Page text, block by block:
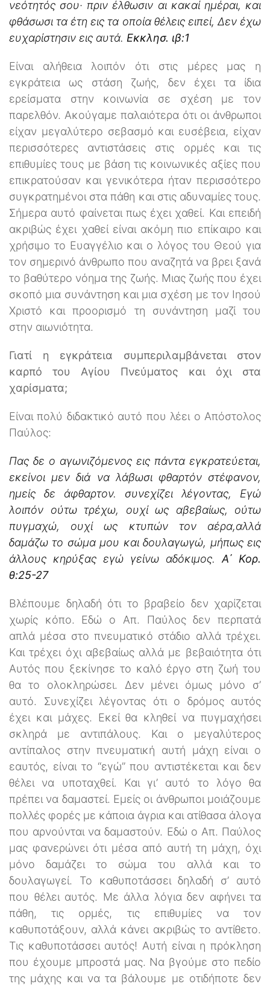
νεότητός σου· πριν έλθωσιν αι κακαί ημέραι, και
φθάσωσι τα έτη εις τα οποία θέλεις ειπεί, Δεν έχω
ευχαρίστησιν εις αυτά. Εκκλησ. ιβ:1
Είναι αλήθεια λοιπόν ότι στις μέρες μας η
εγκράτεια ως στάση ζωής, δεν έχει τα ίδια
ερείσματα στην κοινωνία σε σχέση με τον
παρελθόν. Ακούγαμε παλαιότερα ότι οι άνθρωποι
είχαν μεγαλύτερο σεβασμό και ευσέβεια, είχαν
περισσότερες αντιστάσεις στις ορμές και τις
επιθυμίες τους με βάση τις κοινωνικές αξίες που
επικρατούσαν και γενικότερα ήταν περισσότερο
συγκρατημένοι στα πάθη και στις αδυναμίες τους.
Σήμερα αυτό φαίνεται πως έχει χαθεί. Και επειδή
ακριβώς έχει χαθεί είναι ακόμη πιο επίκαιρο και
χρήσιμο το Ευαγγέλιο και ο λόγος του Θεού για
τον σημερινό άνθρωπο που αναζητά να βρει ξανά
το βαθύτερο νόημα της ζωής. Μιας ζωής που έχει
σκοπό μια συνάντηση και μια σχέση με τον Ιησού
Χριστό και προορισμό τη συνάντηση μαζί του
στην αιωνιότητα.
Γιατί η εγκράτεια συμπεριλαμβάνεται στον
καρπό του Αγίου Πνεύματος και όχι στα
χαρίσματα;
Είναι πολύ διδακτικό αυτό που λέει ο Απόστολος
Παύλος:
Πας δε ο αγωνιζόμενος εις πάντα εγκρατεύεται,
εκείνοι μεν διά να λάβωσι φθαρτόν στέφανον,
ημείς δε άφθαρτον. συνεχίζει λέγοντας, Εγώ
λοιπόν ούτω τρέχω, ουχί ως αβεβαίως, ούτω
πυγμαχώ, ουχί ως κτυπών τον αέρα,αλλά
δαμάζω το σώμα μου και δουλαγωγώ, μήπως εις
άλλους κηρύξας εγώ γείνω αδόκιμος. Α΄ Κορ.
θ:25-27
Βλέπουμε δηλαδή ότι το βραβείο δεν χαρίζεται
χωρίς κόπο. Εδώ ο Απ. Παύλος δεν περπατά
απλά μέσα στο πνευματικό στάδιο αλλά τρέχει.
Και τρέχει όχι αβεβαίως αλλά με βεβαιότητα ότι
Αυτός που ξεκίνησε το καλό έργο στη ζωή του
θα το ολοκληρώσει. Δεν μένει όμως μόνο σ’
αυτό. Συνεχίζει λέγοντας ότι ο δρόμος αυτός
έχει και μάχες. Εκεί θα κληθεί να πυγμαχήσει
σκληρά με αντιπάλους. Και ο μεγαλύτερος
αντίπαλος στην πνευματική αυτή μάχη είναι ο
εαυτός, είναι το ‘‘εγώ’’ που αντιστέκεται και δεν
θέλει να υποταχθεί. Και γι’ αυτό το λόγο θα
πρέπει να δαμαστεί. Εμείς οι άνθρωποι μοιάζουμε
πολλές φορές με κάποια άγρια και ατίθασα άλογα
που αρνούνται να δαμαστούν. Εδώ ο Απ. Παύλος
μας φανερώνει ότι μέσα από αυτή τη μάχη, όχι
μόνο δαμάζει το σώμα του αλλά και το
δουλαγωγεί. Το καθυποτάσσει δηλαδή σ’ αυτό
που θέλει αυτός. Με άλλα λόγια δεν αφήνει τα
πάθη, τις ορμές, τις επιθυμίες να τον
καθυποτάξουν, αλλά κάνει ακριβώς το αντίθετο.
Τις καθυποτάσσει αυτός! Αυτή είναι η πρόκληση
που έχουμε μπροστά μας. Να βγούμε στο πεδίο
της μάχης και να τα βάλουμε με οτιδήποτε δεν